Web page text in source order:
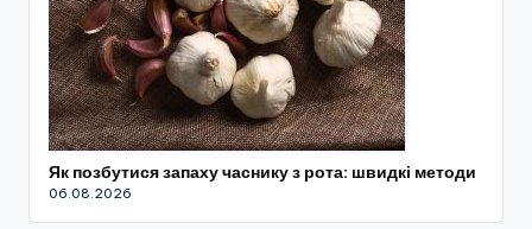
Як позбутися запаху часнику з рота: швидкі методи
06.08.2026